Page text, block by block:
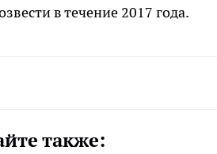
в течение 2017 года.
также: